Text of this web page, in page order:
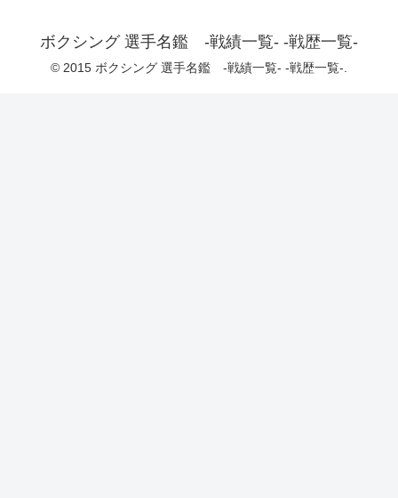
ボクシング 選手名鑑 -戦績一覧- -戦歴一覧-
© 2015 ボクシング 選手名鑑 -戦績一覧- -戦歴一覧-.